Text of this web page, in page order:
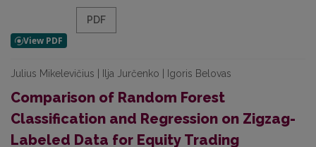
PDF
Julius Mikelevičius | Ilja Jurčenko | Igoris Belovas
Comparison of Random Forest
Classification and Regression on Zigzag-
Labeled Data for Equity Trading